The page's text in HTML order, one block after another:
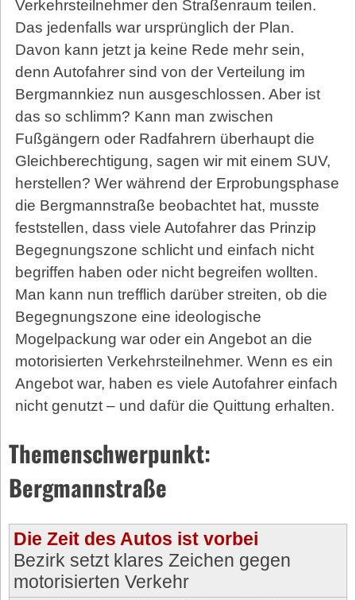
Verkehrsteilnehmer den Straßenraum teilen.
Das jedenfalls war ursprünglich der Plan.
Davon kann jetzt ja keine Rede mehr sein,
denn Autofahrer sind von der Verteilung im
Bergmannkiez nun ausgeschlossen. Aber ist
das so schlimm? Kann man zwischen
Fußgängern oder Radfahrern überhaupt die
Gleichberechtigung, sagen wir mit einem SUV,
herstellen? Wer während der Erprobungsphase
die Bergmannstraße beobachtet hat, musste
feststellen, dass viele Autofahrer das Prinzip
Begegnungszone schlicht und einfach nicht
begriffen haben oder nicht begreifen wollten.
Man kann nun trefflich darüber streiten, ob die
Begegnungszone eine ideologische
Mogelpackung war oder ein Angebot an die
motorisierten Verkehrsteilnehmer. Wenn es ein
Angebot war, haben es viele Autofahrer einfach
nicht genutzt – und dafür die Quittung erhalten.
Themenschwerpunkt:
Bergmannstraße
Die Zeit des Autos ist vorbei
Bezirk setzt klares Zeichen gegen
motorisierten Verkehr